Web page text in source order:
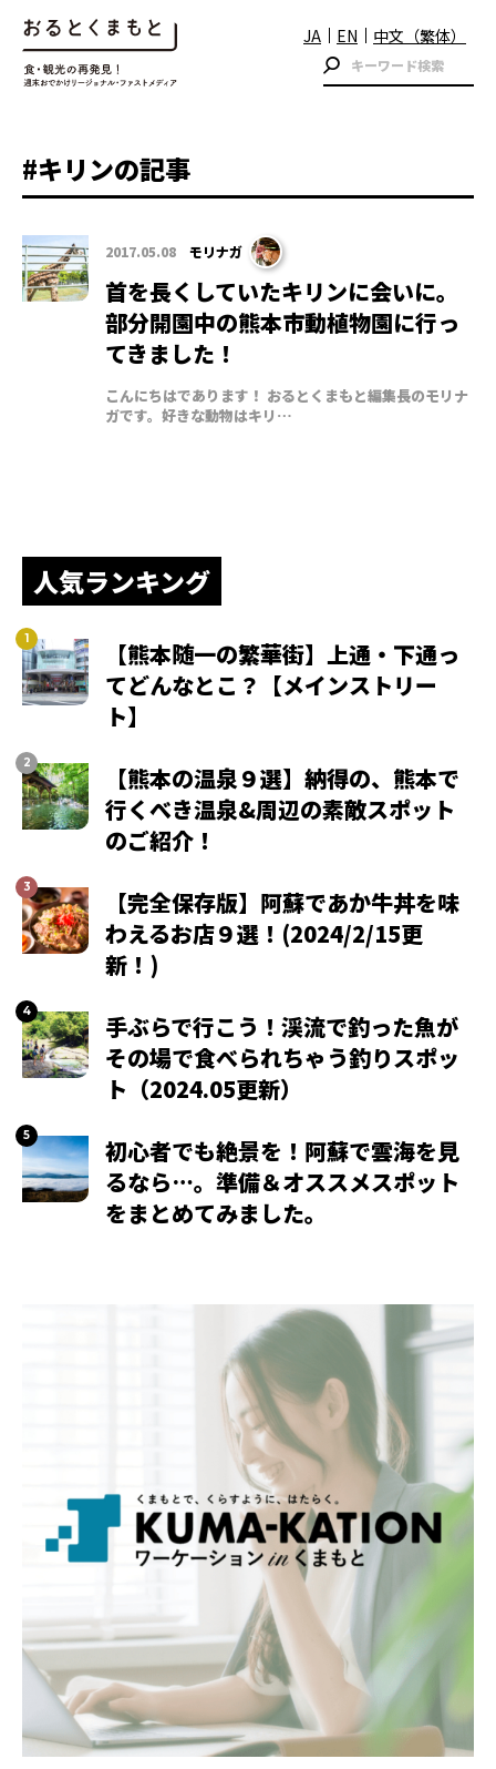
JA EN 中文（繁体）
#キリンの記事
2017.05.08 モリナガ
首を長くしていたキリンに会いに。
部分開園中の熊本市動植物園に行っ
てきました！
こんにちはであります！ おるとくまもと編集長のモリナ
ガです。好きな動物はキリ…
人気ランキング
【熊本随一の繁華街】上通・下通っ
てどんなとこ？【メインストリー
ト】
【熊本の温泉９選】納得の、熊本で
行くべき温泉&周辺の素敵スポット
のご紹介！
【完全保存版】阿蘇であか牛丼を味
わえるお店９選！(2024/2/15更
新！)
手ぶらで行こう！渓流で釣った魚が
その場で食べられちゃう釣りスポッ
ト（2024.05更新）
初心者でも絶景を！阿蘇で雲海を見
るなら…。準備＆オススメスポット
をまとめてみました。